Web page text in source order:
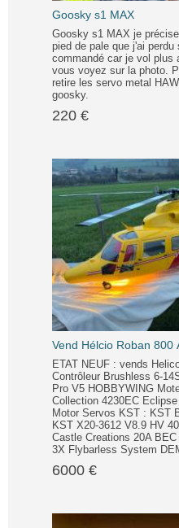
Goosky s1 MAX
Goosky s1 MAX je
pied de pale que j'ai
commandé car je vol plus
vous voyez sur la photo.
retire les servo metal
goosky.
220 €
Vend Hélcio Roban 800
ETAT NEUF : vends
Contrôleur Brushless 6-
Pro V5 HOBBYWING
Collection 4230EC
Motor Servos KST : KST
KST X20-3612 V8.9 HV
Castle Creations 20A
3X Flybarless System
6000 €